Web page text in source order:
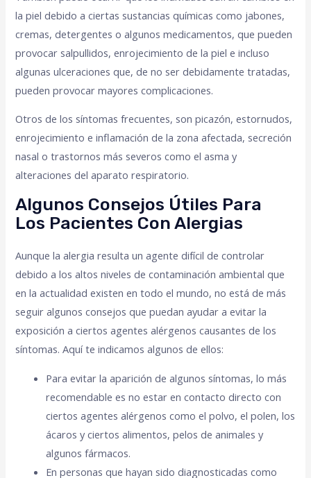
la piel debido a ciertas sustancias químicas como jabones,
cremas, detergentes o algunos medicamentos, que pueden
provocar salpullidos, enrojecimiento de la piel e incluso
algunas ulceraciones que, de no ser debidamente tratadas,
pueden provocar mayores complicaciones.
Otros de los síntomas frecuentes, son picazón, estornudos,
enrojecimiento e inflamación de la zona afectada, secreción
nasal o trastornos más severos como el asma y
alteraciones del aparato respiratorio.
Algunos Consejos Útiles Para
Los Pacientes Con Alergias
Aunque la alergia resulta un agente difícil de controlar
debido a los altos niveles de contaminación ambiental que
en la actualidad existen en todo el mundo, no está de más
seguir algunos consejos que puedan ayudar a evitar la
exposición a ciertos agentes alérgenos causantes de los
síntomas. Aquí te indicamos algunos de ellos:
Para evitar la aparición de algunos síntomas, lo más
recomendable es no estar en contacto directo con
ciertos agentes alérgenos como el polvo, el polen, los
ácaros y ciertos alimentos, pelos de animales y
algunos fármacos.
En personas que hayan sido diagnosticadas como